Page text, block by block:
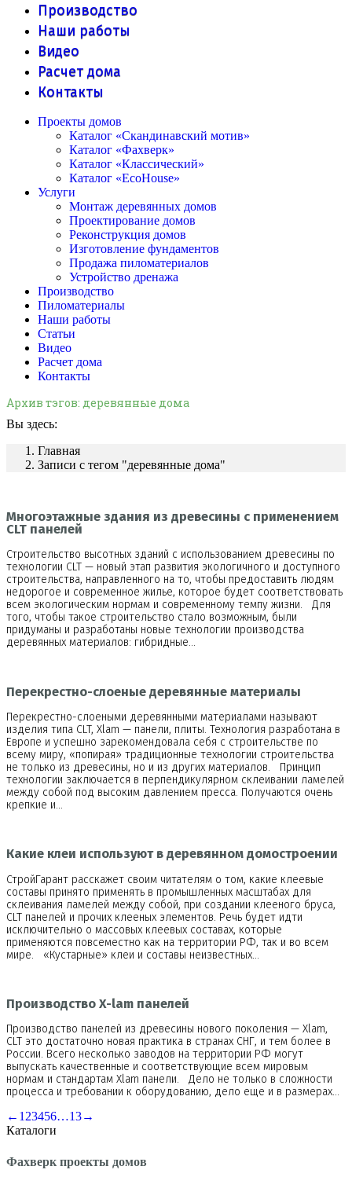
Производство
Наши работы
Видео
Расчет дома
Контакты
Проекты домов
Каталог «Скандинавский мотив»
Каталог «Фахверк»
Каталог «Классический»
Каталог «EcoHouse»
Услуги
Монтаж деревянных домов
Проектирование домов
Реконструкция домов
Изготовление фундаментов
Продажа пиломатериалов
Устройство дренажа
Производство
Пиломатериалы
Наши работы
Статьи
Видео
Расчет дома
Контакты
Архив тэгов: деревянные дома
Вы здесь:
Главная
Записи с тегом "деревянные дома"
Многоэтажные здания из древесины с применением
CLT панелей
Строительство высотных зданий с использованием древесины по
технологии CLT — новый этап развития экологичного и доступного
строительства, направленного на то, чтобы предоставить людям
недорогое и современное жилье, которое будет соответствовать
всем экологическим нормам и современному темпу жизни. Для
того, чтобы такое строительство стало возможным, были
придуманы и разработаны новые технологии производства
деревянных материалов: гибридные…
Перекрестно-слоеные деревянные материалы
Перекрестно-слоеными деревянными материалами называют
изделия типа CLT, Xlam — панели, плиты. Технология разработана в
Европе и успешно зарекомендовала себя с строительстве по
всему миру, «попирая» традиционные технологии строительства
не только из древесины, но и из других материалов. Принцип
технологии заключается в перпендикулярном склеивании ламелей
между собой под высоким давлением пресса. Получаются очень
крепкие и…
Какие клеи используют в деревянном домостроении
СтройГарант расскажет своим читателям о том, какие клеевые
составы принято применять в промышленных масштабах для
склеивания ламелей между собой, при создании клееного бруса,
CLT панелей и прочих клееных элементов. Речь будет идти
исключительно о массовых клеевых составах, которые
применяются повсеместно как на территории РФ, так и во всем
мире. «Кустарные» клеи и составы неизвестных…
Производство X-lam панелей
Производство панелей из древесины нового поколения — Xlam,
CLT это достаточно новая практика в странах СНГ, и тем более в
России. Всего несколько заводов на территории РФ могут
выпускать качественные и соответствующие всем мировым
нормам и стандартам Xlam панели. Дело не только в сложности
процесса и требовании к оборудованию, дело еще и в размерах…
← 1 23456…13→
Каталоги
Фахверк проекты домов